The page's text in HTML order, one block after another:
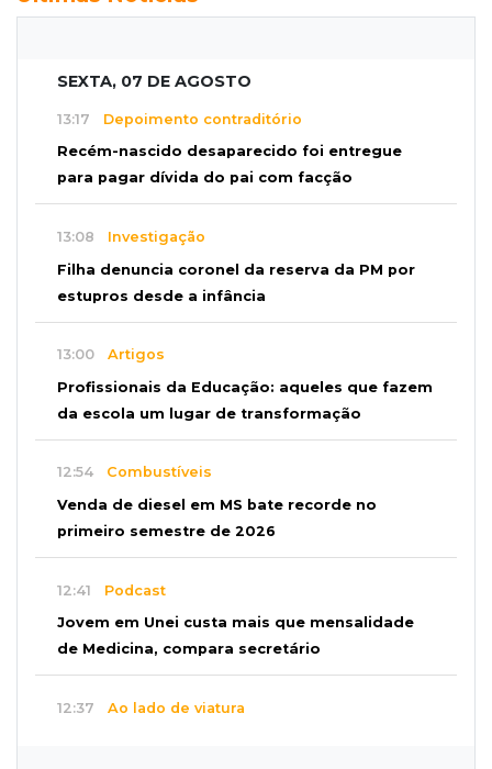
SEXTA, 07 DE AGOSTO
13:17 Depoimento contraditório
Recém-nascido desaparecido foi entregue
para pagar dívida do pai com facção
13:08 Investigação
Filha denuncia coronel da reserva da PM por
estupros desde a infância
13:00 Artigos
Profissionais da Educação: aqueles que fazem
da escola um lugar de transformação
12:54 Combustíveis
Venda de diesel em MS bate recorde no
primeiro semestre de 2026
12:41 Podcast
Jovem em Unei custa mais que mensalidade
de Medicina, compara secretário
12:37 Ao lado de viatura